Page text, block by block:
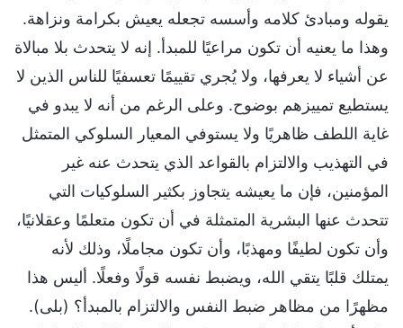
يقوله ومبادئ كلامه وأسسه تجعله يعيش بكرامة ونزاهة.
وهذا ما يعنيه أن تكون مراعيًا للمبدأ. إنه لا يتحدث بلا مبالاة
عن أشياء لا يعرفها، ولا يُجري تقييمًا تعسفيًا للناس الذين لا
يستطيع تمييزهم بوضوح. وعلى الرغم من أنه لا يبدو في
غاية اللطف ظاهريًا ولا يستوفي المعيار السلوكي المتمثل
في التهذيب والالتزام بالقواعد الذي يتحدث عنه غير
المؤمنين، فإن ما يعيشه يتجاوز بكثير السلوكيات التي
تتحدث عنها البشرية المتمثلة في أن تكون متعلمًا وعقلانيًا،
وأن تكون لطيفًا ومهذبًا، وأن تكون مجاملًا، وذلك لأنه
يمتلك قلبًا يتقي الله، ويضبط نفسه قولًا وفعلًا. أليس هذا
مظهرًا من مظاهر ضبط النفس والالتزام بالمبدأ؟ (بلى).